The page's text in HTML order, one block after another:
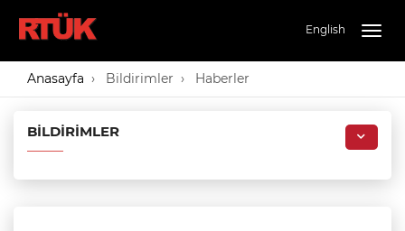
English
Anasayfa Bildirimler Haberler
BILDIRIMLER